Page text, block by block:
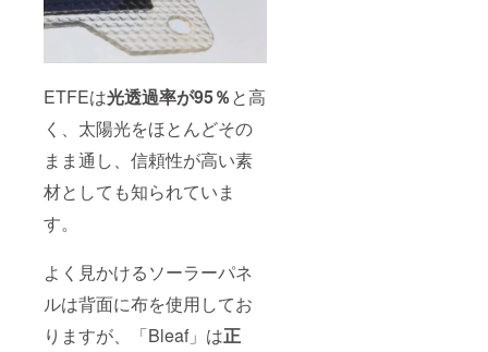
ETFEは光透過率が95％と高
く、太陽光をほとんどその
まま通し、信頼性が高い素
材としても知られていま
す。
よく見かけるソーラーパネ
ルは背面に布を使用してお
りますが、「Bleaf」は正